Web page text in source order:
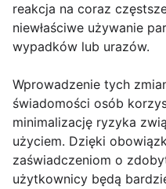
reakcja na coraz
niewłaściwe używanie
wypadków lub urazów.
Wprowadzenie tych
świadomości osób
minimalizację ryzyka
użyciem. Dzięki
zaświadczeniom o
użytkownicy będą